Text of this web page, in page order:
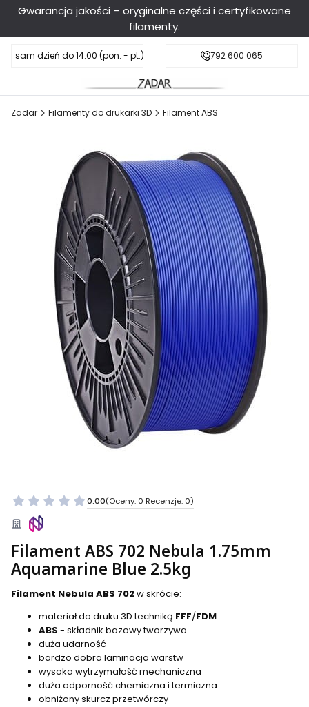
Gwarancja jakości – oryginalne części i certyfikowane
filamenty.
sam dzień do 14:00 (pon. - pt.), sobota do 11:00Darmowa dostawa od 199 zł
792 600 065
Zadar Filamenty do drukarki 3D Filament ABS
0.00(Oceny: 0 Recenzje: 0)
Filament ABS 702 Nebula 1.75mm
Aquamarine Blue 2.5kg
Filament Nebula ABS 702w skrócie:
materiał do druku 3D techniką FFF/FDM
ABS - składnik bazowy tworzywa
duża udarność
bardzo dobra laminacja warstw
wysoka wytrzymałość mechaniczna
duża odporność chemiczna i termiczna
obniżony skurcz przetwórczy